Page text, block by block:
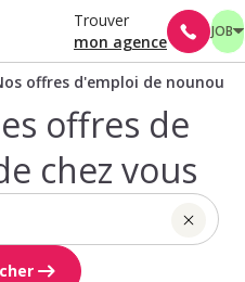
Trouver
mon agence
JOB
offres d'emploi de nounou
offres de
chez vous